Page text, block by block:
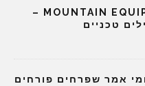
מבחן שטח: MOUNTAIN EQUIPMENT COMICI –
טכניים
אמר שפרחים פורחים